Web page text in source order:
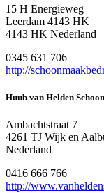
15 H Energieweg
Leerdam 4143 HK
4143 HK Nederland
0345 631 706
http://
Huub van Helden
Ambachtstraat 7
4261 TJ Wijk en
Nederland
0416 666 766
http://